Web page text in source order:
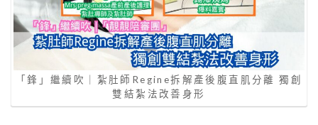
「鋒」繼續吹｜紮肚師Regine拆解產後腹直肌分離 獨創
雙結紮法改善身形